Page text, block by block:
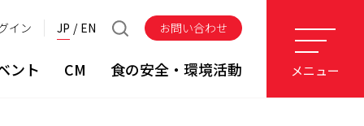
イン JP EN お問い合わせ
ント CM 食の安全・環境活動 メニュー